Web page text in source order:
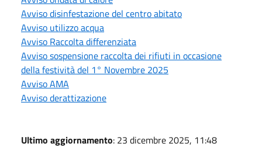
Avviso disinfestazione del centro abitato
Avviso utilizzo acqua
Avviso Raccolta differenziata
Avviso sospensione raccolta dei rifiuti in occasione
della festività del 1° Novembre 2025
Avviso AMA
Avviso derattizazione
Ultimo aggiornamento: 23 dicembre 2025, 11:48